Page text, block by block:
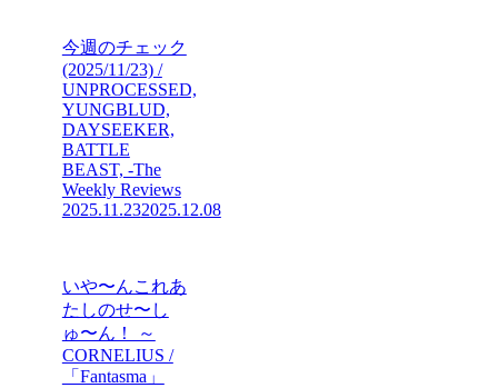
今週のチェック
(2025/11/23) /
UNPROCESSED,
YUNGBLUD,
DAYSEEKER,
BATTLE
BEAST, -The
Weekly Reviews
2025.11.232025.12.08
いや〜んこれあ
たしのせ〜し
ゅ〜ん！ ～
CORNELIUS /
「Fantasma」